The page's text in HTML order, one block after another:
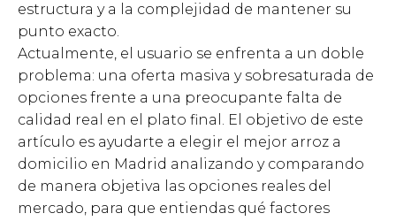
estructura y a la complejidad de mantener su
punto exacto.
Actualmente, el usuario se enfrenta a un doble
problema: una oferta masiva y sobresaturada de
opciones frente a una preocupante falta de
calidad real en el plato final. El objetivo de este
artículo es ayudarte a elegir el mejor arroz a
domicilio en Madrid analizando y comparando
de manera objetiva las opciones reales del
mercado, para que entiendas qué factores